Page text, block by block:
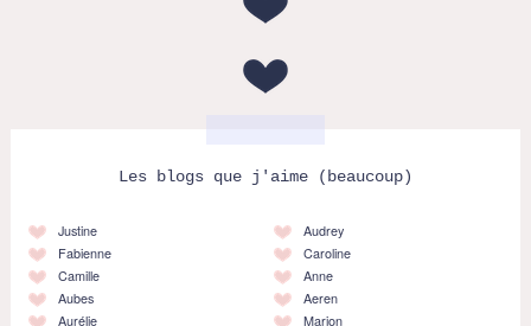
Les blogs que j'aime (beaucoup)
Justine
Fabienne
Camille
Aubes
Aurélie
Audrey
Caroline
Anne
Aeren
Marion